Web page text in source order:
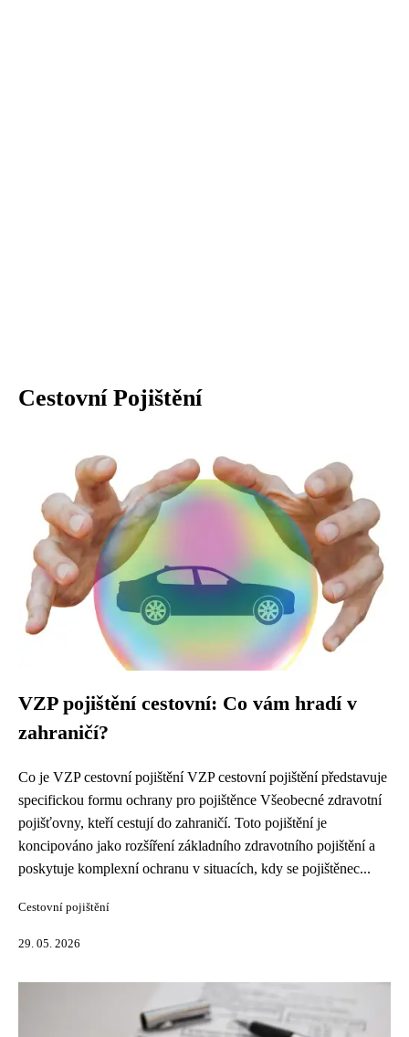
Cestovní Pojištění
VZP pojištění cestovní: Co vám hradí v
zahraničí?
Co je VZP cestovní pojištění VZP cestovní pojištění představuje
specifickou formu ochrany pro pojištěnce Všeobecné zdravotní
pojišťovny, kteří cestují do zahraničí. Toto pojištění je
koncipováno jako rozšíření základního zdravotního pojištění a
poskytuje komplexní ochranu v situacích, kdy se pojištěnec...
Cestovní pojištění
29. 05. 2026